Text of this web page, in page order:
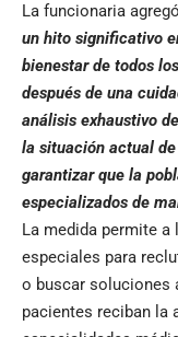
La funcionaria
un hito significativo
bienestar de todos
después de una
análisis exhaustivo
la situación actual
garantizar que la
especializados de
La medida permite
especiales para
o buscar soluciones
pacientes reciban la